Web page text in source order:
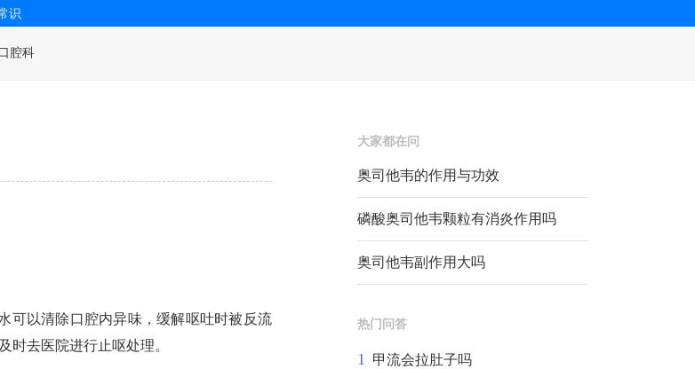
识
口腔科
可以清除口腔内异味，缓解呕吐时被反流
时去医院进行止呕处理。
大家都在问
奥司他韦的作用与功效
磷酸奥司他韦颗粒有消炎作用吗
奥司他韦副作用大吗
热门问答
1 甲流会拉肚子吗